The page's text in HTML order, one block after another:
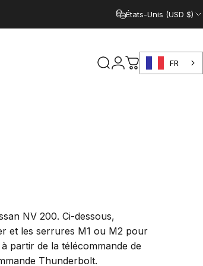
États-Unis (USD $)
Rechercher
Connexion
Panier FR
NV 200. Ci-dessous,
et les serrures M1 ou M2 pour
partir de la télécommande de
Thunderbolt.